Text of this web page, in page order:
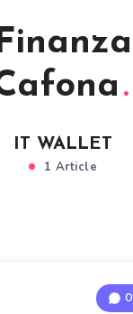
IT WALLET
1 Article
0